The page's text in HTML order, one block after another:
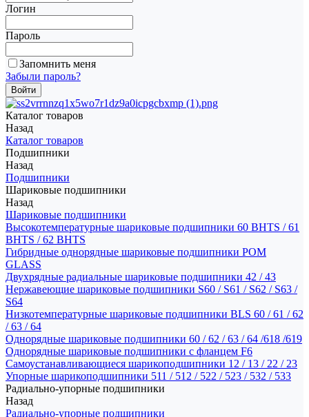
Логин
Пароль
Запомнить меня
Забыли пароль?
Каталог товаров
Назад
Каталог товаров
Подшипники
Назад
Подшипники
Шариковые подшипники
Назад
Шариковые подшипники
Высокотемпературные шариковые подшипники 60 BHTS / 61
BHTS / 62 BHTS
Гибридные однорядные шариковые подшипники POM
GLASS
Двухрядные радиальные шариковые подшипники 42 / 43
Нержавеющие шариковые подшипники S60 / S61 / S62 / S63 /
S64
Низкотемпературные шариковые подшипники BLS 60 / 61 / 62
/ 63 / 64
Однорядные шариковые подшипники 60 / 62 / 63 / 64 /618 /619
Однорядные шариковые подшипники с фланцем F6
Самоустанавливающиеся шарикоподшипники 12 / 13 / 22 / 23
Упорные шарикоподшипники 511 / 512 / 522 / 523 / 532 / 533
Радиально-упорные подшипники
Назад
Радиально-упорные подшипники